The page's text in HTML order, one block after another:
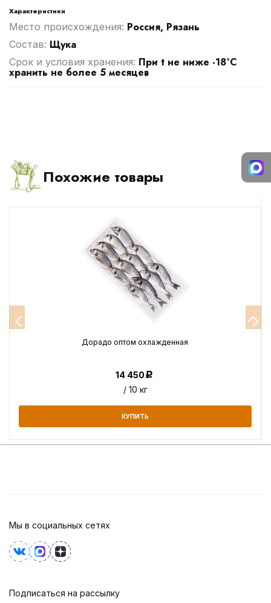
Характеристики
Место происхождения: Россия, Рязань
Cостав: Щука
Срок и условия хранения: При t не ниже -18°С
хранить не более 5 месяцев
Похожие товары
Дорадо оптом охлажденная
14 450Р
/ 10 кг
КУПИТЬ
Мы в социальных сетях
Подписаться на рассылку